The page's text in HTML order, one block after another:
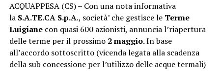
ACQUAPPESA (CS) – Con una nota informativa
la S.A.TE.CA S.p.A., società’ che gestisce le Terme
Luigiane con quasi 600 azionisti, annuncia l’riapertura
delle terme per il prossimo 2 maggio.In base
all’accordo sottoscritto (vicenda legata alla scadenza
della sub concessione per l’utilizzo delle acque termali)